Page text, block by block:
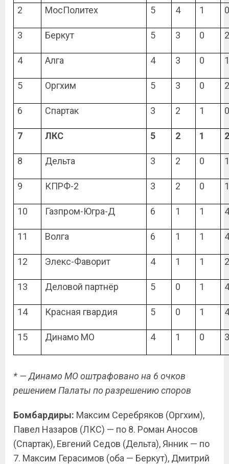
2 МосПолитех 5 4 1
3 Беркут 5 3 0
4 Алга 4 3 0
5 Оргхим 5 3 0
6 Спартак 3 2 1
7 ЛКС 5 2 1
8 Дельта 3 2 0
9 КПРФ-2 3 2 0
10 Газпром-Югра-Д 6 1 1
11 Волга 6 1 1
12 Элекс-Фаворит 4 1 1
13 Деловой партнёр 5 0 1
14 Красная гвардия 5 0 1
15 Динамо МО 4 1 0
* — Динамо МО оштрафовано на 6 очков
решением Палаты по разрешению споров
Бомбардиры: Максим Серебряков (Оргхим),
Павел Назаров (ЛКС) — по 8. Роман Аносов
(Спартак), Евгений Седов (Дельта), Янник — по
7. Максим Герасимов (оба — Беркут), Дмитрий